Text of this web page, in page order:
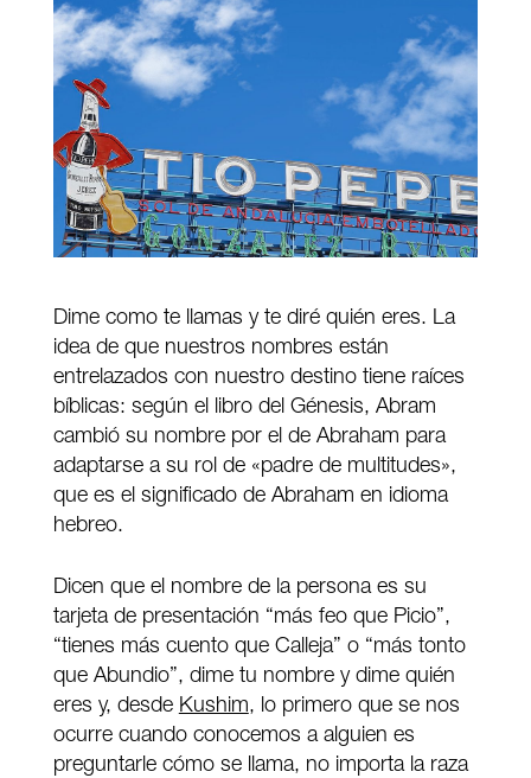
Dime como te llamas y te diré quién eres. La
idea de que nuestros nombres están
entrelazados con nuestro destino tiene raíces
bíblicas: según el libro del Génesis, Abram
cambió su nombre por el de Abraham para
adaptarse a su rol de «padre de multitudes»,
que es el significado de Abraham en idioma
hebreo.
Dicen que el nombre de la persona es su
tarjeta de presentación “más feo que Picio”,
“tienes más cuento que Calleja” o “más tonto
que Abundio”, dime tu nombre y dime quién
eres y, desde Kushim, lo primero que se nos
ocurre cuando conocemos a alguien es
preguntarle cómo se llama, no importa la raza